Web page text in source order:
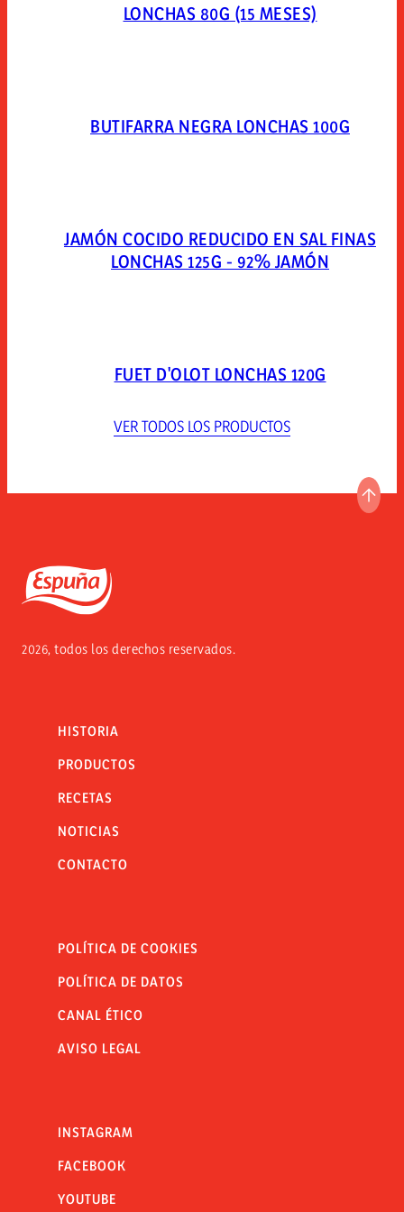
LONCHAS 80G (15 MESES)
BUTIFARRA NEGRA LONCHAS 100G
JAMÓN COCIDO REDUCIDO EN SAL FINAS
LONCHAS 125G - 92% JAMÓN
FUET D'OLOT LONCHAS 120G
VER TODOS LOS PRODUCTOS
Espuña
2026, todos los derechos reservados.
HISTORIA
PRODUCTOS
RECETAS
NOTICIAS
CONTACTO
POLÍTICA DE COOKIES
POLÍTICA DE DATOS
CANAL ÉTICO
AVISO LEGAL
INSTAGRAM
FACEBOOK
YOUTUBE
IR